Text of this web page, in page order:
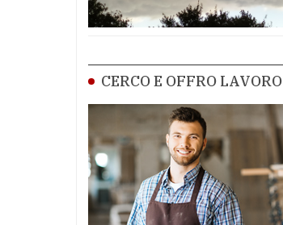
CERCO E OFFRO LAVORO